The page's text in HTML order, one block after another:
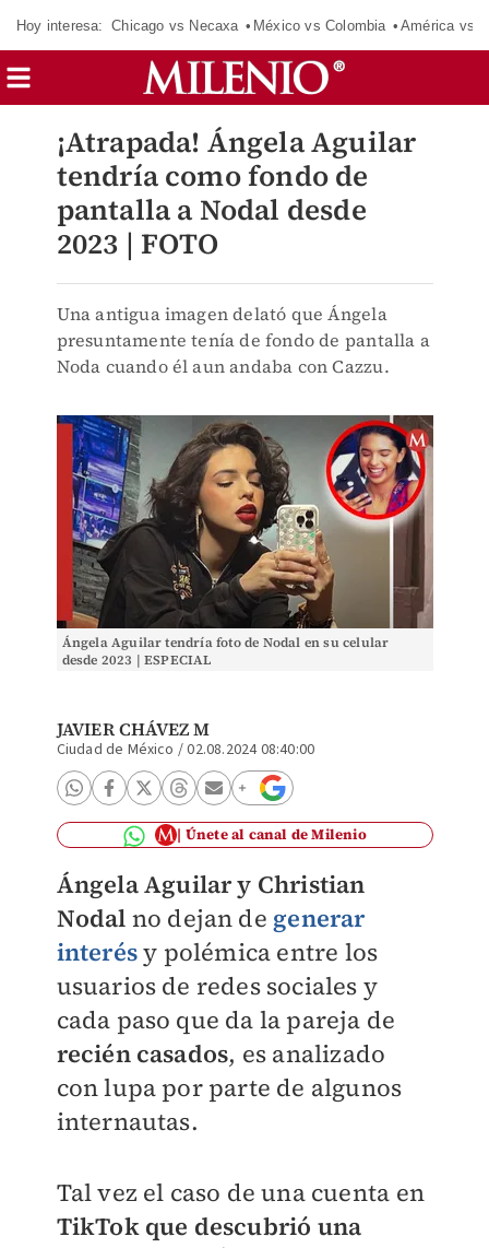
Hoy interesa: Chicago vs Necaxa México vs Colombia América vs
¡Atrapada! Ángela Aguilar
tendría como fondo de
pantalla a Nodal desde
2023 | FOTO
Una antigua imagen delató que Ángela
presuntamente tenía de fondo de pantalla a
Noda cuando él aun andaba con Cazzu.
Ángela Aguilar tendría foto de Nodal en su celular
desde 2023 | ESPECIAL
JAVIER CHÁVEZ M
Ciudad de México /02.08.2024 08:40:00
Únete al canal de Milenio
Ángela Aguilar y Christian
Nodal no dejan de generar
interésy polémica entre los
usuarios de redes sociales y
cada paso que da la pareja de
recién casados, es analizado
con lupa por parte de algunos
internautas.
Tal vez el caso de una cuenta en
TikTok que descubrió una